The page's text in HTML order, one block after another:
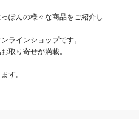
ぽんの様々な商品をご紹介し
ラインショップです。
取り寄せが満載。
す。